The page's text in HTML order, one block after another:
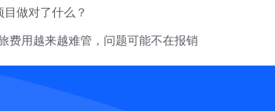
做对了什么？
用越来越难管，问题可能不在报销